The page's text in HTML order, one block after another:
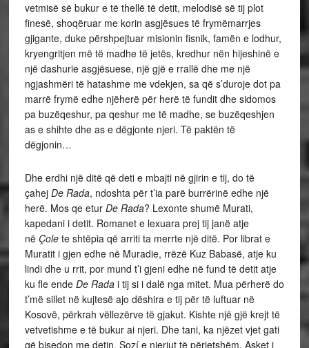
vetmisë së bukur e të thellë të detit, melodisë së tij plot
finesë, shoqëruar me korin asgjësues të frymëmarrjes
gjigante, duke përshpejtuar misionin fisnik, famën e lodhur,
kryengritjen më të madhe të jetës, kredhur nën hijeshinë e
një dashurie asgjësuese, një gjë e rrallë dhe me një
ngjashmëri të hatashme me vdekjen, sa që s’duroje dot pa
marrë frymë edhe njëherë për herë të fundit dhe sidomos
pa buzëqeshur, pa qeshur me të madhe, se buzëqeshjen
as e shihte dhe as e dëgjonte njeri. Të paktën të
dëgjonin…
Dhe erdhi një ditë që deti e mbajti në gjirin e tij, do të
çahej De Rada, ndoshta për t’ia parë burrërinë edhe një
herë. Mos qe etur De Rada? Lexonte shumë Murati,
kapedani i detit. Romanet e lexuara prej tij janë atje
në Çolete shtëpia që arriti ta merrte një ditë. Por librat e
Muratit i gjen edhe në Muradie, rrëzë Kuz Babasë, atje ku
lindi dhe u rrit, por mund t’i gjeni edhe në fund të detit atje
ku fle ende De Rada i tij si i dalë nga mitet. Mua përherë do
t’më sillet në kujtesë ajo dëshira e tij për të luftuar në
Kosovë, përkrah vëllezërve të gjakut. Kishte një gjë krejt të
vetvetishme e të bukur ai njeri. Dhe tani, ka njëzet vjet gati
që bisedon me detin. Sozí e njeriut të përjetshëm. Asket i